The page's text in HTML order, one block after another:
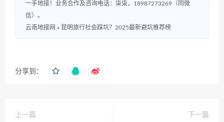
一手地接！业务合作及咨询电话：柒柒，18987273269（同微
信）。
云南地接网 » 昆明旅行社会踩坑？2025最新避坑推荐榜
分享到：
上一篇
下一篇